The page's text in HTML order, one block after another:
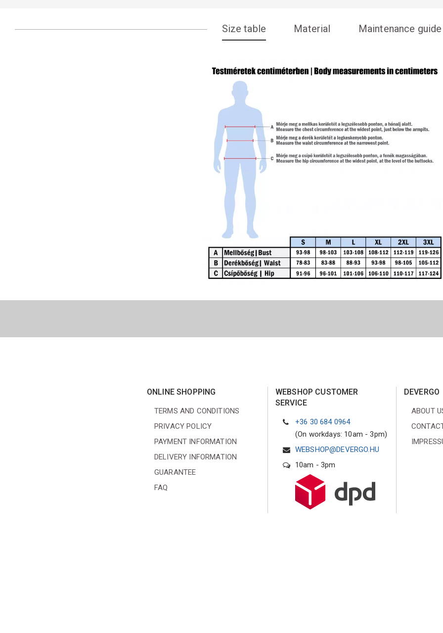
Size table Material Maintenance guide
ONLINE SHOPPING
TERMS AND CONDITIONS
PRIVACY POLICY
PAYMENT INFORMATION
DELIVERY INFORMATION
GUARANTEE
FAQ
WEBSHOP CUSTOMER
SERVICE
+36 30 684 0964
(On workdays: 10am - 3pm)
WEBSHOP@DEVERGO.HU
10am - 3pm
DEVERGO
ABOUT